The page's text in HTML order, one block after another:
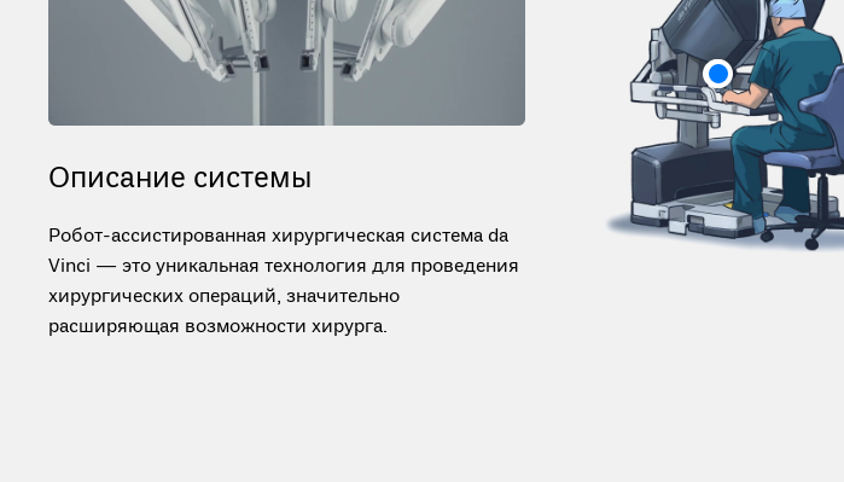
Описание системы
Робот-ассистированная хирургическая система da
Vinci — это уникальная технология для проведения
хирургических операций, значительно
расширяющая возможности хирурга.